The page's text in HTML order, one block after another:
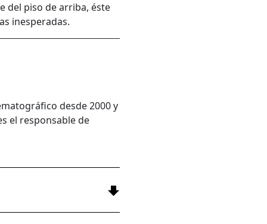
del piso de arriba, éste
inesperadas.
desde 2000 y
el responsable de